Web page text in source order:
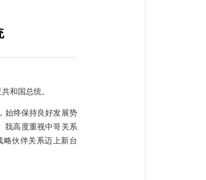
和国总统。
始终保持良好发展势
我高度重视中哥关系
略伙伴关系迈上新台